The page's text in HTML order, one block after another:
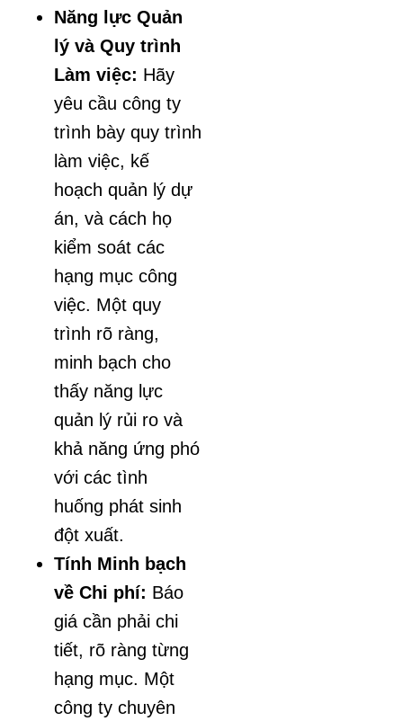
Năng lực Quản
lý và Quy trình
Làm việc: Hãy
yêu cầu công ty
trình bày quy trình
làm việc, kế
hoạch quản lý dự
án, và cách họ
kiểm soát các
hạng mục công
việc. Một quy
trình rõ ràng,
minh bạch cho
thấy năng lực
quản lý rủi ro và
khả năng ứng phó
với các tình
huống phát sinh
đột xuất.
Tính Minh bạch
về Chi phí: Báo
giá cần phải chi
tiết, rõ ràng từng
hạng mục. Một
công ty chuyên